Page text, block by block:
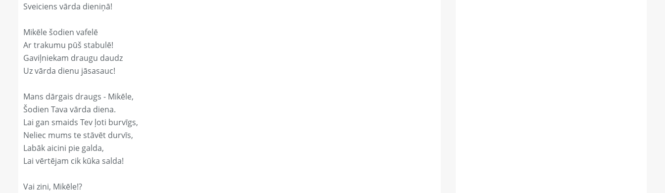
Sveiciens vārda dieniņā!
Mikēle šodien vafelē
Ar trakumu pūš stabulē!
Gaviļniekam draugu daudz
Uz vārda dienu jāsasauc!
Mans dārgais draugs - Mikēle,
Šodien Tava vārda diena.
Lai gan smaids Tev ļoti burvīgs,
Neliec mums te stāvēt durvīs,
Labāk aicini pie galda,
Lai vērtējam cik kūka salda!
Vai zini, Mikēle!?